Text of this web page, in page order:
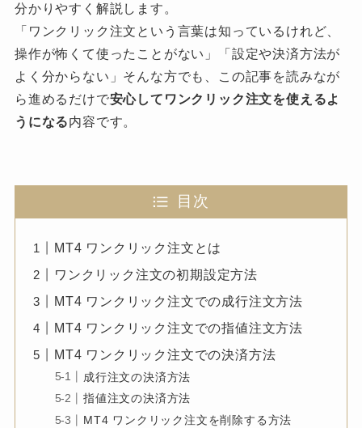
分かりやすく解説します。
「ワンクリック注文という言葉は知っているけれど、
操作が怖くて使ったことがない」「設定や決済方法が
よく分からない」そんな方でも、この記事を読みなが
ら進めるだけで安心してワンクリック注文を使えるよ
うになる内容です。
目次
MT4 ワンクリック注文とは
ワンクリック注文の初期設定方法
MT4 ワンクリック注文での成行注文方法
MT4 ワンクリック注文での指値注文方法
MT4 ワンクリック注文での決済方法
成行注文の決済方法
指値注文の決済方法
MT4 ワンクリック注文を削除する方法